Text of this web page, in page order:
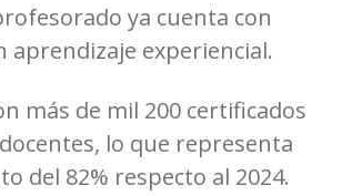
ya cuenta con
aprendizaje experiencial.
más de mil 200 certificados
lo que representa
del 82% respecto al 2024.